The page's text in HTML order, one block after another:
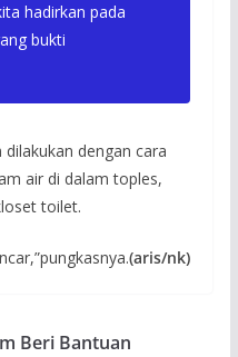
hadirkan pada
bukti
dengan cara
air di dalam toples,
toilet.
(aris/nk)
Beri Bantuan